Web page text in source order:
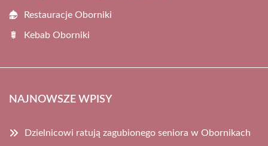
Restauracje Oborniki
Kebab Oborniki
NAJNOWSZE WPISY
Dzielnicowi ratują zagubionego seniora w Obornikach